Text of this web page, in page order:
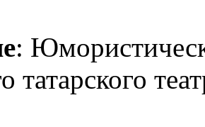
:
татарского